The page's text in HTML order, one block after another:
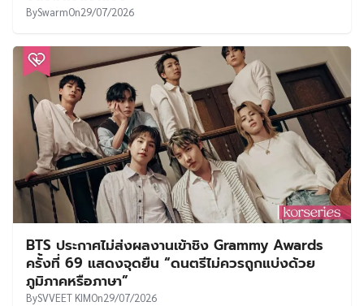
BySwarmOn29/07/2026
BTS ประกาศไม่ส่งผลงานเข้าชิง Grammy Awards
ครั้งที่ 69 แสดงจุดยืน “ดนตรีไม่ควรถูกแบ่งด้วย
ภูมิภาคหรือภาษา”
BySVVEET KIMOn29/07/2026